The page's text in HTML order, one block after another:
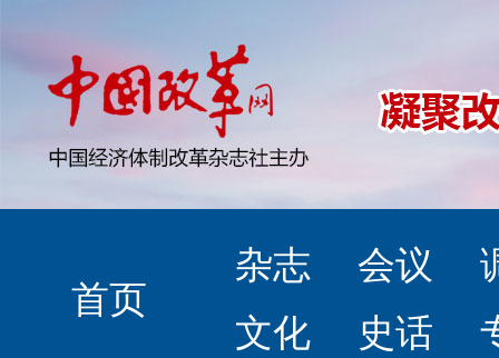
首页
杂志 会议
文化
史话